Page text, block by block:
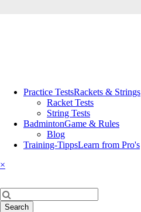
navigationPractice TestsRackets & Strings
Racket Tests
String Tests
BadmintonGame & Rules
Blog
Training-TippsLearn from Pro's
×
Keywords
Search